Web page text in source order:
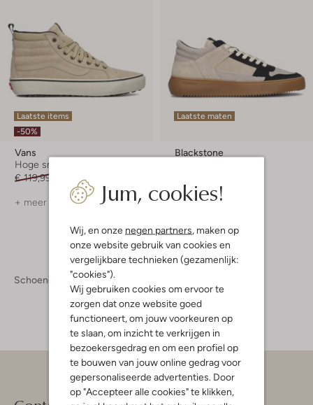
Jum, cookies!
Wij, en onze negen partners , maken op
onze website gebruik van cookies en
vergelijkbare technieken (gezamenlijk:
"cookies").
Wij gebruiken cookies om ervoor te
zorgen dat onze website goed
functioneert, om jouw voorkeuren op
te slaan, om inzicht te verkrijgen in
bezoekersgedrag en om een profiel op
te bouwen van jouw online gedrag voor
gepersonaliseerde advertenties. Door
op "Accepteer alle cookies" te klikken,
Laatste items
-50%
Vans
Hoge sneakers
€ 119,99
€ 59,99
+ meer kleuren
Laatste maten
Blackstone
Schoenen Sneakers